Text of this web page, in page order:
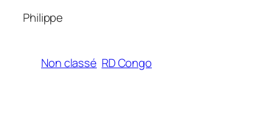
Philippe
Non classé RD Congo